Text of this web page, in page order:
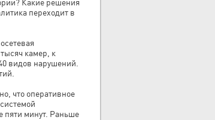
Какие решения
переходит в
камер, к
видов нарушений.
что оперативное
пяти минут. Раньше